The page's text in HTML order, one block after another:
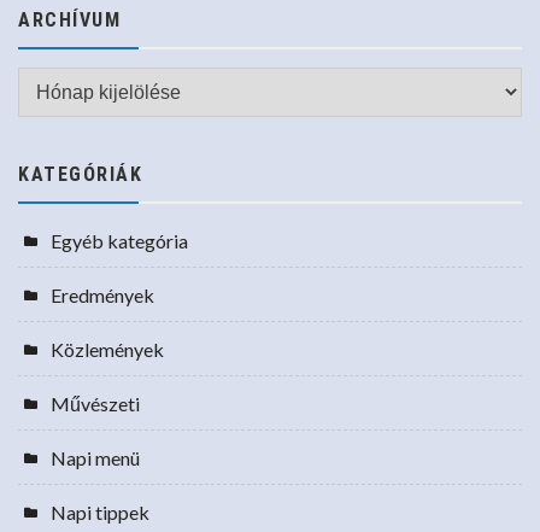
ARCHÍVUM
Archívum
KATEGÓRIÁK
Egyéb kategória
Eredmények
Közlemények
Művészeti
Napi menü
Napi tippek